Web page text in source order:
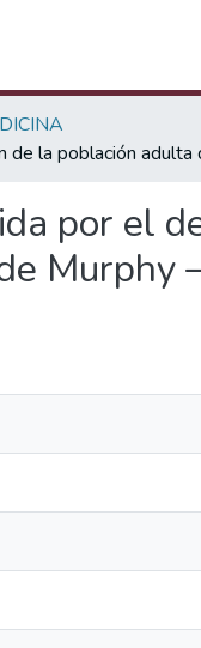
la población adulta
por el
Murphy